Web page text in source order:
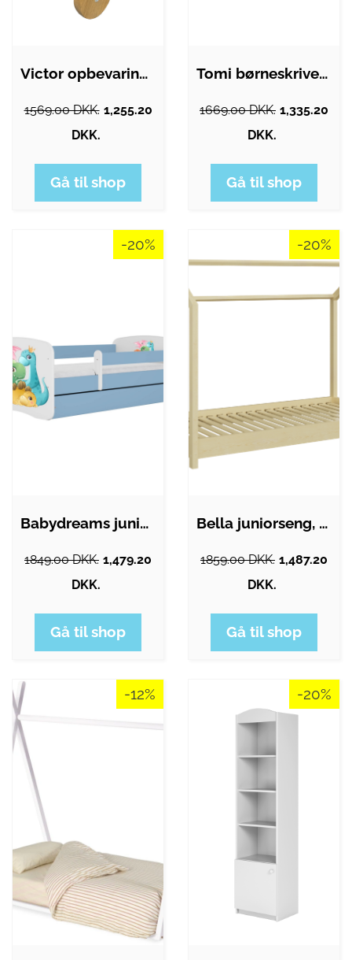
Victor opbevaringskasse, m. hjul - hvid…
1569.00 DKK. 1,255.20
DKK.
Gå til shop
Tomi børneskrivebord, m. 1 skuffe - hvid…
1669.00 DKK. 1,335.20
DKK.
Gå til shop
-20%
Babydreams juniorseng med små dinoer,…
1849.00 DKK. 1,479.20
DKK.
Gå til shop
-20%
Bella juniorseng, uden madras - natur…
1859.00 DKK. 1,487.20
DKK.
Gå til shop
-12% -20%